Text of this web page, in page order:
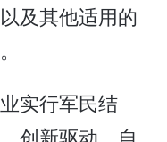
及其他适用的
实行军民结